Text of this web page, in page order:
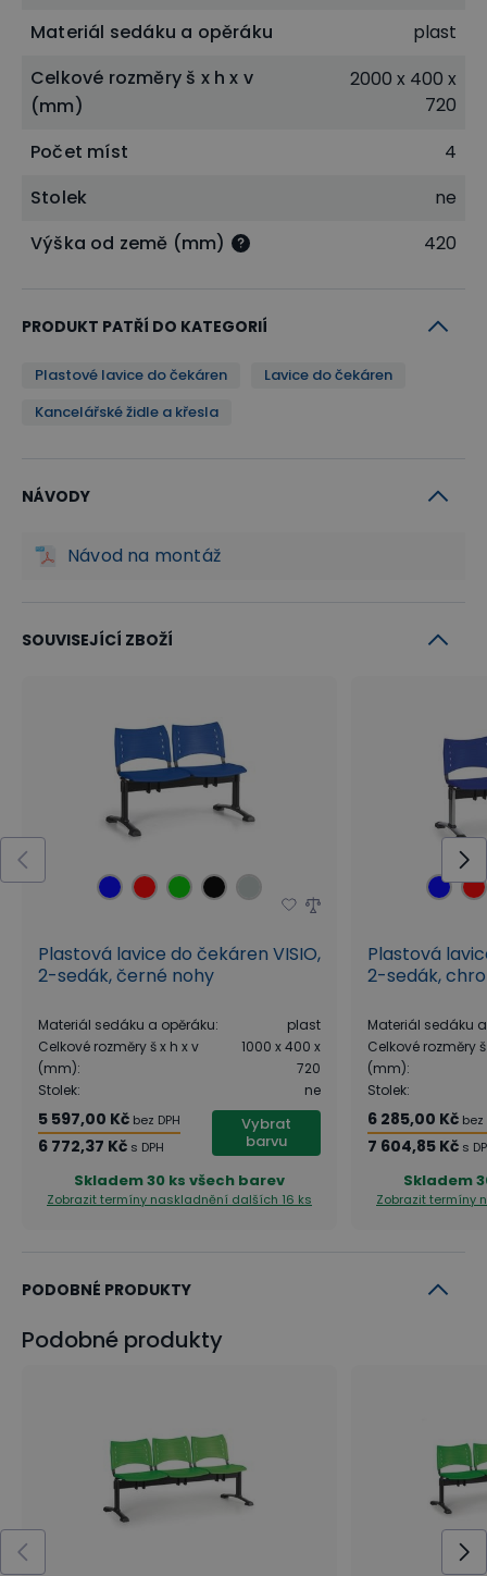
Materiál sedáku a opěráku
plast
Celkové rozměry š x h x v
(mm)
2000 x 400 x
720
Počet míst
4
Stolek
ne
Výška od země (mm)
420
PRODUKT PATŘÍ DO KATEGORIÍ
Plastové lavice do čekáren
Lavice do čekáren
Kancelářské židle a křesla
NÁVODY
Návod na montáž
SOUVISEJÍCÍ ZBOŽÍ
Plastová lavice do čekáren VISIO,
2-sedák, černé nohy
Materiál sedáku a opěráku:
plast
Celkové rozměry š x h x v
(mm):
1000 x 400 x
720
Stolek: ne
5 597,00 Kč bez DPH
6 772,37 Kč s DPH
Vybrat
barvu
Skladem30 ks všech barev
Zobrazit termíny naskladnění dalších 16 ks
Plastová
2-sedák,
Materiál sedáku
Celkové rozměry
(mm):
Stolek:
6 285,00 Kč bez
7 604,85 Kč s
Skladem
Zobrazit termíny
PODOBNÉ PRODUKTY
Podobné produkty